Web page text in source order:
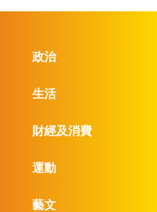
政治
生活
財經及消費
運動
藝文